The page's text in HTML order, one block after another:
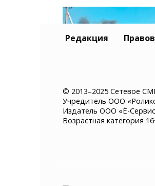
Склад Wildberries в
Самарской
выгорел полностью
Редакция
© 2013–2025 Сетевое
Учредитель ООО
Издатель ООО «Ё-
Возрастная категория